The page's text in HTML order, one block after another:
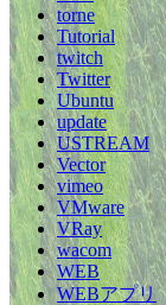
torne
Tutorial
twitch
Twitter
Ubuntu
update
USTREAM
Vector
vimeo
VMware
VRay
wacom
WEB
WEBアプリ